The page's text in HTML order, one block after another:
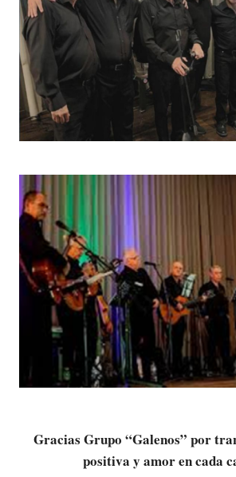
Gracias Grupo “Galenos” por
positiva y amor en cada